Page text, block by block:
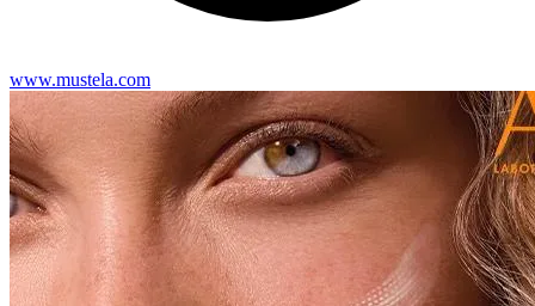
www.mustela.com